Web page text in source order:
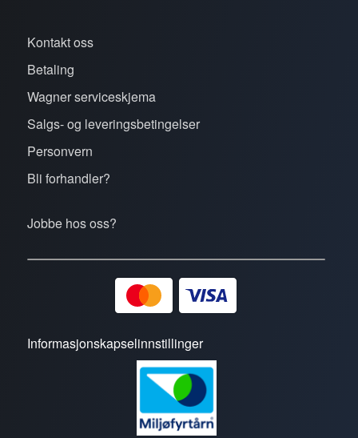
Kontakt oss
Betaling
Wagner serviceskjema
Salgs- og leveringsbetingelser
Personvern
Bli forhandler?
Jobbe hos oss?
Informasjonskapselinnstillinger